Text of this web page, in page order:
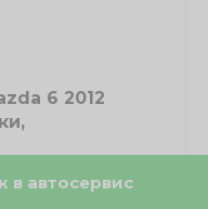
6 2012
одной из самых
в автосервис